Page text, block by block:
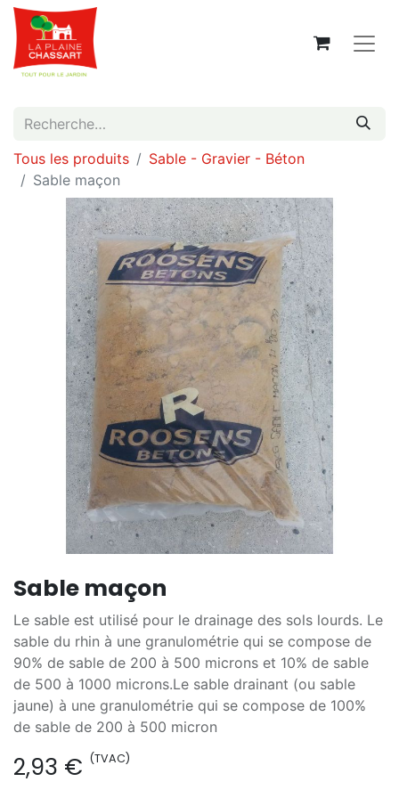
Tous les produits
Sable - Gravier - Béton
Sable maçon
Sable maçon
Le sable est utilisé pour le drainage des sols lourds. Le
sable du rhin à une granulométrie qui se compose de
90% de sable de 200 à 500 microns et 10% de sable
de 500 à 1000 microns.Le sable drainant (ou sable
jaune) à une granulométrie qui se compose de 100%
de sable de 200 à 500 micron
2,93 € (TVAC)